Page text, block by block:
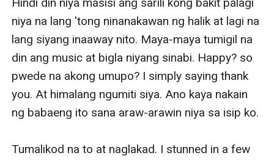
niya na lang 'tong ninanakawan ng halik at lagi na
lang siyang inaaway nito. Maya-maya tumigil na
din ang music at bigla niyang sinabi. Happy? so
pwede na akong umupo? I simply saying thank
you. At himalang ngumiti siya. Ano kaya nakain
ng babaeng ito sana araw-arawin niya sa isip ko.
Tumalikod na to at naglakad. I stunned in a few